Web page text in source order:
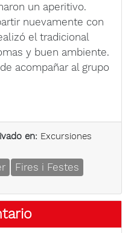
un aperitivo.
nuevamente con
el tradicional
y buen ambiente.
acompañar al grupo
en: Excursiones
Fires i Festes